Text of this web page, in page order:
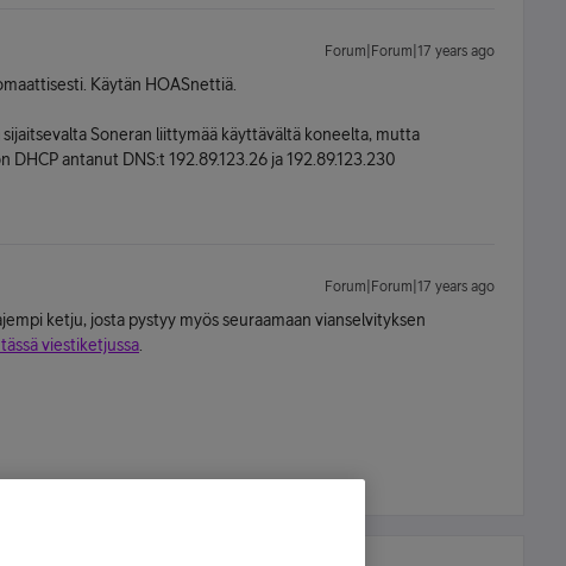
Forum|Forum|17 years ago
Käytän HOASnettiä.
sijaitsevalta Soneran liittymää käyttävältä koneelta, mutta
DHCP antanut DNS:t 192.89.123.26 ja 192.89.123.230
Forum|Forum|17 years ago
ketju, josta pystyy myös seuraamaan vianselvityksen
viestiketjussa